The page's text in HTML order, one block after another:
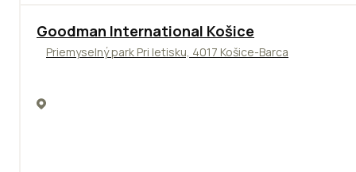
Goodman International Košice
Priemyselný park Pri letisku, 4017 Košice-Barca